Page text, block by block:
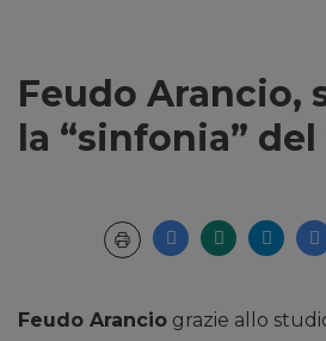
Feudo Arancio,
la “sinfonia”
Feudo Arancio grazie allo